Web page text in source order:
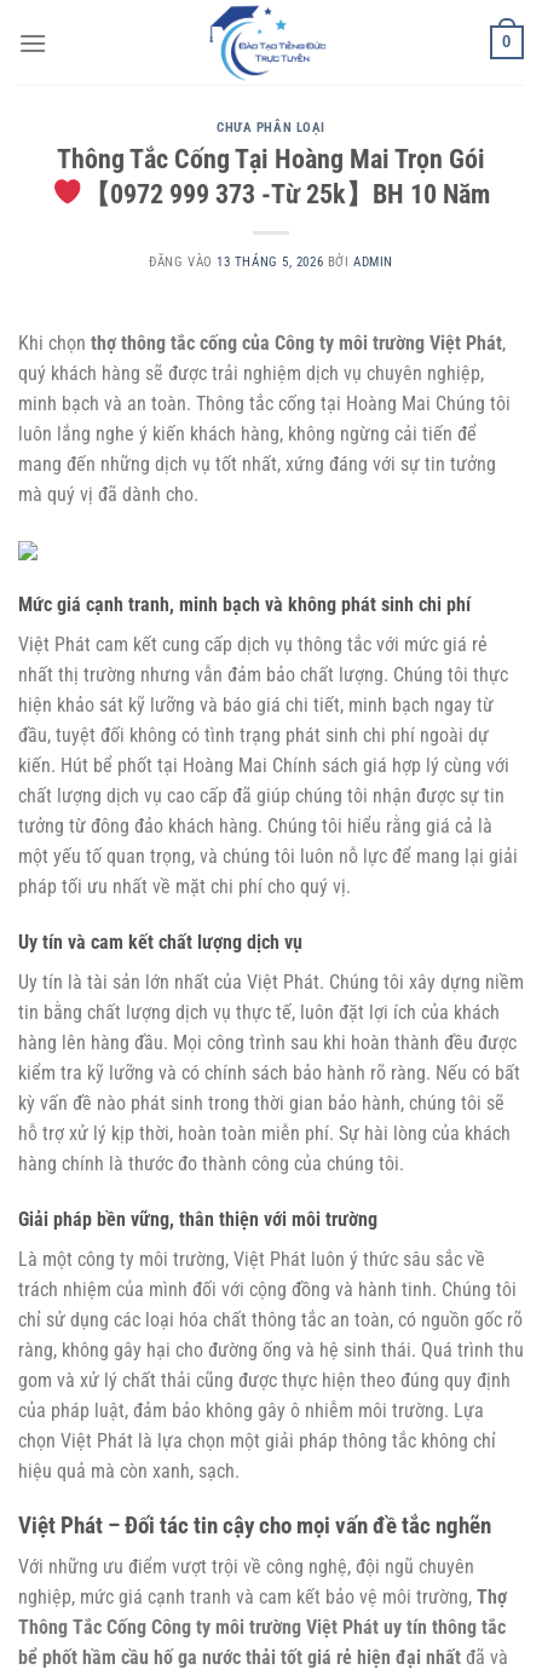
qua
0
CHƯA PHÂN LOẠI
Thông Tắc Cống Tại Hoàng Mai Trọn Gói
【0972 999 373 -Từ 25k】BH 10 Năm
ĐĂNG VÀO13 THÁNG 5, 2026 BỞI ADMIN
Khi chọn thợ thông tắc cống của Công ty môi trường Việt Phát,
quý khách hàng sẽ được trải nghiệm dịch vụ chuyên nghiệp,
minh bạch và an toàn. Thông tắc cống tại Hoàng Mai Chúng tôi
luôn lắng nghe ý kiến khách hàng, không ngừng cải tiến để
mang đến những dịch vụ tốt nhất, xứng đáng với sự tin tưởng
mà quý vị đã dành cho.
Mức giá cạnh tranh, minh bạch và không phát sinh chi phí
Việt Phát cam kết cung cấp dịch vụ thông tắc với mức giá rẻ
nhất thị trường nhưng vẫn đảm bảo chất lượng. Chúng tôi thực
hiện khảo sát kỹ lưỡng và báo giá chi tiết, minh bạch ngay từ
đầu, tuyệt đối không có tình trạng phát sinh chi phí ngoài dự
kiến. Hút bể phốt tại Hoàng Mai Chính sách giá hợp lý cùng với
chất lượng dịch vụ cao cấp đã giúp chúng tôi nhận được sự tin
tưởng từ đông đảo khách hàng. Chúng tôi hiểu rằng giá cả là
một yếu tố quan trọng, và chúng tôi luôn nỗ lực để mang lại giải
pháp tối ưu nhất về mặt chi phí cho quý vị.
Uy tín và cam kết chất lượng dịch vụ
Uy tín là tài sản lớn nhất của Việt Phát. Chúng tôi xây dựng niềm
tin bằng chất lượng dịch vụ thực tế, luôn đặt lợi ích của khách
hàng lên hàng đầu. Mọi công trình sau khi hoàn thành đều được
kiểm tra kỹ lưỡng và có chính sách bảo hành rõ ràng. Nếu có bất
kỳ vấn đề nào phát sinh trong thời gian bảo hành, chúng tôi sẽ
hỗ trợ xử lý kịp thời, hoàn toàn miễn phí. Sự hài lòng của khách
hàng chính là thước đo thành công của chúng tôi.
Giải pháp bền vững, thân thiện với môi trường
Là một công ty môi trường, Việt Phát luôn ý thức sâu sắc về
trách nhiệm của mình đối với cộng đồng và hành tinh. Chúng tôi
chỉ sử dụng các loại hóa chất thông tắc an toàn, có nguồn gốc rõ
ràng, không gây hại cho đường ống và hệ sinh thái. Quá trình thu
gom và xử lý chất thải cũng được thực hiện theo đúng quy định
của pháp luật, đảm bảo không gây ô nhiễm môi trường. Lựa
chọn Việt Phát là lựa chọn một giải pháp thông tắc không chỉ
hiệu quả mà còn xanh, sạch.
Việt Phát – Đối tác tin cậy cho mọi vấn đề tắc nghẽn
Với những ưu điểm vượt trội về công nghệ, đội ngũ chuyên
nghiệp, mức giá cạnh tranh và cam kết bảo vệ môi trường, Thợ
Thông Tắc Cống Công ty môi trường Việt Phát uy tín thông tắc
bể phốt hầm cầu hố ga nước thải tốt giá rẻ hiện đại nhất đã và